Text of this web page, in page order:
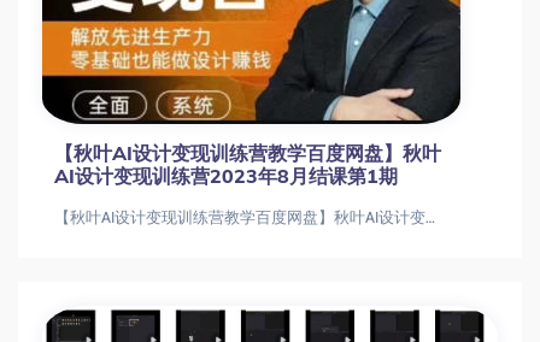
【秋叶AI设计变现训练营教学百度网盘】秋叶
AI设计变现训练营2023年8月结课第1期
【秋叶AI设计变现训练营教学百度网盘】秋叶AI设计变现训练营2023年8月结课第1期【秋叶AI设计变现训练营教学百度网盘】秋叶AI设